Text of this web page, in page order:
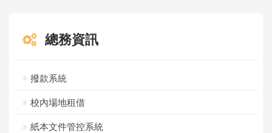
總務資訊
撥款系統
校內場地租借
紙本文件管控系統